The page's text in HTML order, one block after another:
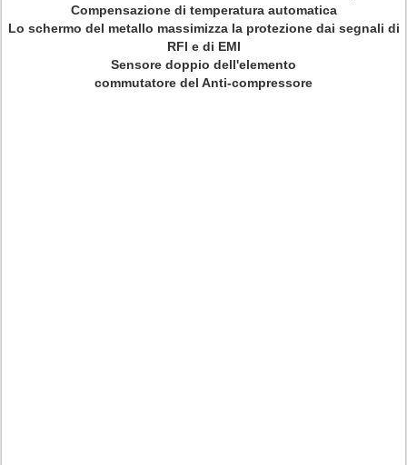
Compensazione di temperatura automatica
Lo schermo del metallo massimizza la protezione dai segnali di
RFI e di EMI
Sensore doppio dell'elemento
commutatore del Anti-compressore